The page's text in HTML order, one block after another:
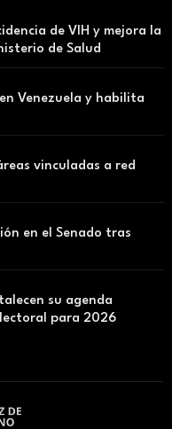
de VIH y mejora la
de Salud
Venezuela y habilita
vinculadas a red
en el Senado tras
su agenda
para 2026